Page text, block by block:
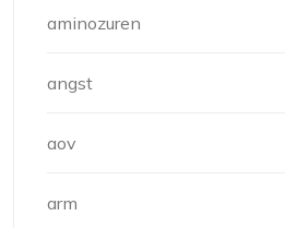
aminozuren
angst
aov
arm